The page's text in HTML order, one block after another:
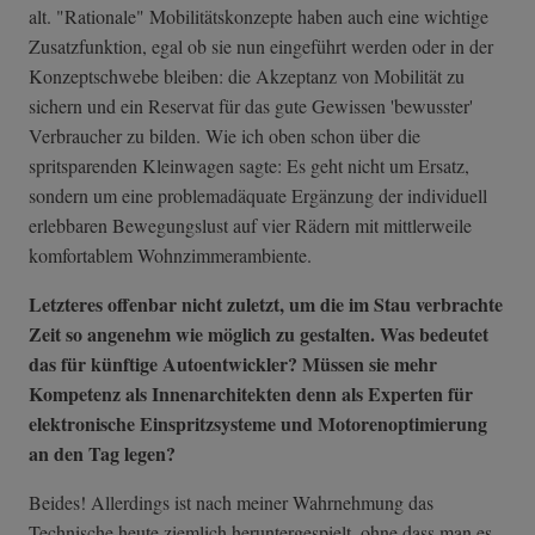
alt. "Rationale" Mobilitätskonzepte haben auch eine wichtige
Zusatzfunktion, egal ob sie nun eingeführt werden oder in der
Konzeptschwebe bleiben: die Akzeptanz von Mobilität zu
sichern und ein Reservat für das gute Gewissen 'bewusster'
Verbraucher zu bilden. Wie ich oben schon über die
spritsparenden Kleinwagen sagte: Es geht nicht um Ersatz,
sondern um eine problemadäquate Ergänzung der individuell
erlebbaren Bewegungslust auf vier Rädern mit mittlerweile
komfortablem Wohnzimmerambiente.
Letzteres offenbar nicht zuletzt, um die im Stau verbrachte
Zeit so angenehm wie möglich zu gestalten. Was bedeutet
das für künftige Autoentwickler? Müssen sie mehr
Kompetenz als Innenarchitekten denn als Experten für
elektronische Einspritzsysteme und Motorenoptimierung
an den Tag legen?
Beides! Allerdings ist nach meiner Wahrnehmung das